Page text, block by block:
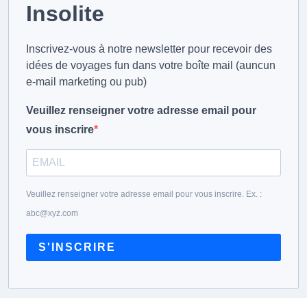
Insolite
Inscrivez-vous à notre newsletter pour recevoir des
idées de voyages fun dans votre boîte mail (auncun
e-mail marketing ou pub)
Veuillez renseigner votre adresse email pour
vous inscrire
Veuillez renseigner votre adresse email pour vous inscrire. Ex. :
abc@xyz.com
S'INSCRIRE